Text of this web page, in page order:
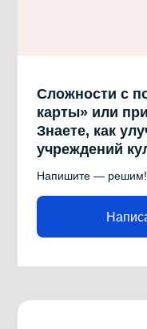
Сложности с
карты» или
Знаете, как
учреждений
Напишите — решим!